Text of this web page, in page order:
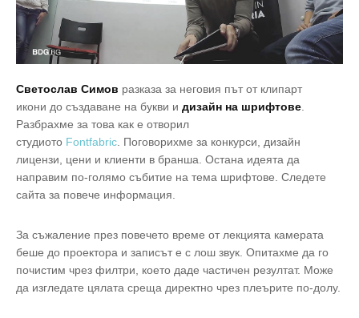
Светослав Симов разказа за неговия път от клипарт
икони до създаване на букви и дизайн на шрифтове.
Разбрахме за това как е отворил
студиото Fontfabric. Поговорихме за конкурси, дизайн
лицензи, цени и клиенти в бранша. Остана идеята да
направим по-голямо събитие на тема шрифтове. Следете
сайта за повече информация.
За съжаление през повечето време от лекцията камерата
беше до проектора и записът е с лош звук. Опитахме да го
почистим чрез филтри, което даде частичен резултат. Може
да изгледате цялата среща директно чрез плеърите по-долу.